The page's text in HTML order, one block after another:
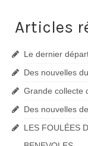
Articles
Le dernier
Des nouvelles
Grande collecte
Des nouvelles
LES FOULÉES